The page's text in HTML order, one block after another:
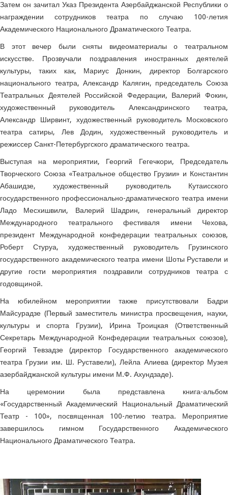
Затем он зачитал Указ Президента Азербайджанской Республики о
награждении сотрудников театра по случаю 100-летия
Академического Национального Драматического Театра.
В этот вечер были сняты видеоматериалы о театральном
искусстве. Прозвучали поздравления иностранных деятелей
культуры, таких как, Мариус Донкин, директор Болгарского
национального театра, Александр Калягин, председатель Союза
Театральных Деятелей Российской Федерации, Валерий Фокин,
художественный руководитель Александринского театра,
Александр Ширвинт, художественный руководитель Московского
театра сатиры, Лев Додин, художественный руководитель и
режиссер Санкт-Петербургского драматического театра.
Выступая на мероприятии, Георгий Гегечкори, Председатель
Творческого Союза «Театральное общество Грузии» и Константин
Абашидзе, художественный руководитель Кутаисского
государственного профессионально-драматического театра имени
Ладо Месхишвили, Валерий Шадрин, генеральный директор
Международного театрального фестиваля имени Чехова,
президент Международной конфедерации театральных союзов,
Роберт Стуруа, художественный руководитель Грузинского
государственного академического театра имени Шоты Руставели и
другие гости мероприятия поздравили сотрудников театра с
годовщиной.
На юбилейном мероприятии также присутствовали Бадри
Майсурадзе (Первый заместитель министра просвещения, науки,
культуры и спорта Грузии), Ирина Троицкая (Ответственный
Секретарь Международной Конфедерации театральных союзов),
Георгий Тевзадзе (директор Государственного академического
театра Грузии им. Ш. Руставели), Лейла Алиева (директор Музея
азербайджанской культуры имени М.Ф. Ахундзаде).
На церемонии была представлена книга-альбом
«Государственный Академический Национальный Драматический
Театр - 100», посвященная 100-летию театра. Мероприятие
завершилось гимном Государственного Академического
Национального Драматического Театра.